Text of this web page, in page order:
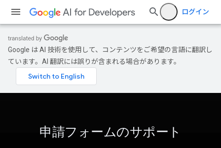
ログイン
Google は AI 技術を使用して、コンテンツをご希望の言語に翻訳し
ています。AI 翻訳には誤りが含まれる場合があります。
申請フォームのサポート